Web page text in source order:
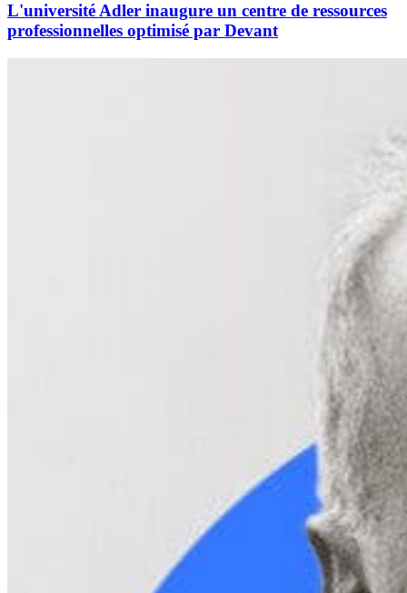
L'université Adler inaugure un centre de ressources
professionnelles optimisé par Devant